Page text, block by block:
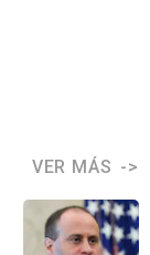
VER MÁS